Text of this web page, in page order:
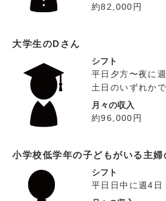
約82,000円
大学生のDさん
シフト
平日夕方〜夜に
土日のいずれか
月々の収入
約96,000円
小学校低学年の子どもがいる主婦
シフト
平日日中に週4日